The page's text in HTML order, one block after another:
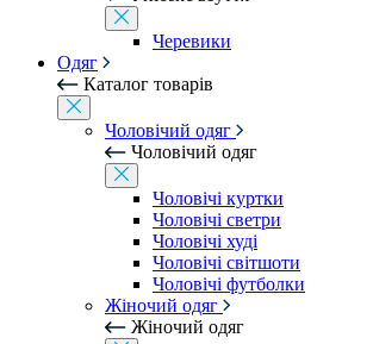
Черевики
Одяг
Каталог товарів
Чоловічий одяг
Чоловічий одяг
Чоловічі куртки
Чоловічі светри
Чоловічі худі
Чоловічі світшоти
Чоловічі футболки
Жіночий одяг
Жіночий одяг